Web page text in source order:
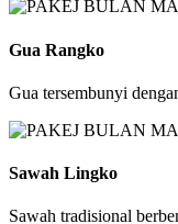
Gua Rangko
Gua tersembunyi
Sawah Lingko
Sawah tradisional